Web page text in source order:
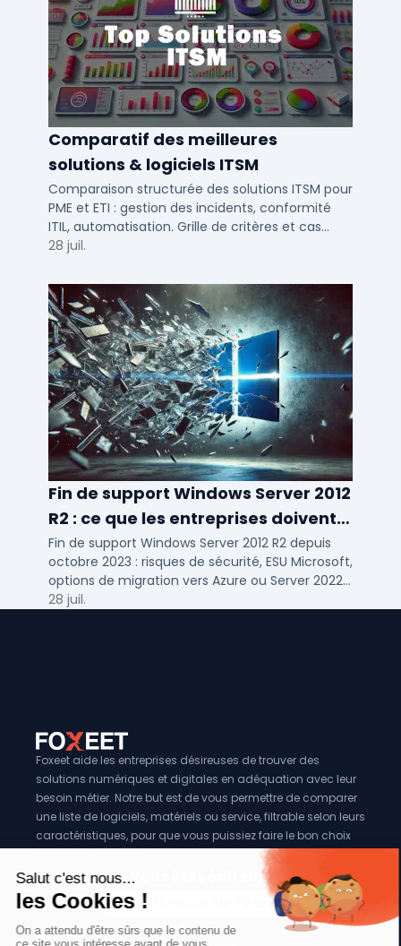
Comparatif des meilleures
solutions & logiciels ITSM
Comparaison structurée des solutions ITSM pour
PME et ETI : gestion des incidents, conformité
ITIL, automatisation. Grille de critères et cas
d'usage par taille d'entreprise.
28 juil.
Fin de support Windows Server 2012
R2 : ce que les entreprises doivent
savoir
Fin de support Windows Server 2012 R2 depuis
octobre 2023 : risques de sécurité, ESU Microsoft,
options de migration vers Azure ou Server 2022
pour TPE, PME et ETI.
28 juil.
Foxeet aide les entreprises désireuses de trouver des
solutions numériques et digitales en adéquation avec leur
besoin métier. Notre but est de vous permettre de comparer
une liste de logiciels, matériels ou service, filtrable selon leurs
caractéristiques, pour que vous puissiez faire le bon choix
Vous êtes éditeur?
Se référencer sur Foxeet
Réseaux